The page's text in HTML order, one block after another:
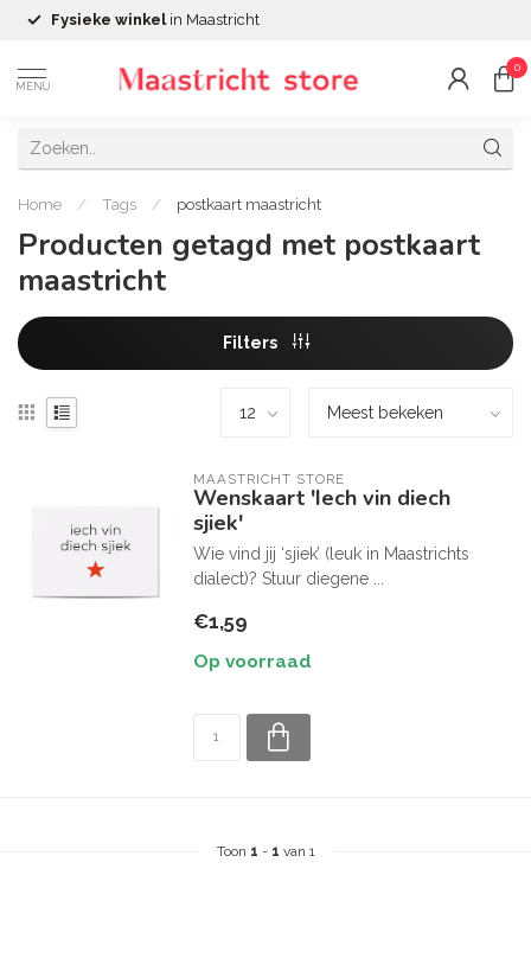
Fysieke winkel in Maastricht
MENU
0
Home / Tags / postkaart maastricht
Producten getagd met postkaart
maastricht
Filters
MAASTRICHT STORE
Wenskaart 'Iech vin diech
sjiek'
Wie vind jij ‘sjiek’ (leuk in Maastrichts
dialect)? Stuur diegene ...
€1,59
Op voorraad
Toon 1 - 1 van 1